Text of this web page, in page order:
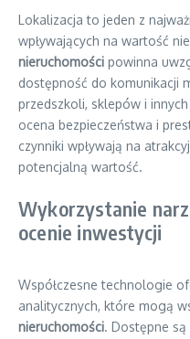
Lokalizacja to jeden z
wpływających na wartość
nieruchomości powinna
dostępność do komunikacji
przedszkoli, sklepów i
ocena bezpieczeństwa i
czynniki wpływają na
potencjalną wartość.
Wykorzystanie
ocenie inwestycji
Współczesne technologie
analitycznych, które mogą
nieruchomości. Dostępne